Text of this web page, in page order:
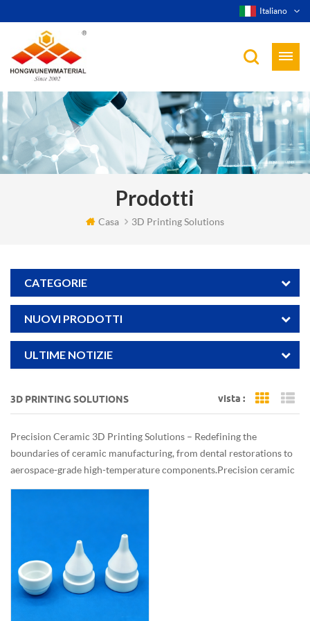
Italiano
Prodotti
Casa 3D Printing Solutions
CATEGORIE
NUOVI PRODOTTI
ULTIME NOTIZIE
3D PRINTING SOLUTIONS vista : Grid
Precision Ceramic 3D Printing Solutions – Redefining the
boundaries of ceramic manufacturing, from dental restorations to
aerospace-grade high-temperature components.Precision ceramic
3D printing turns impossible structures into reality.